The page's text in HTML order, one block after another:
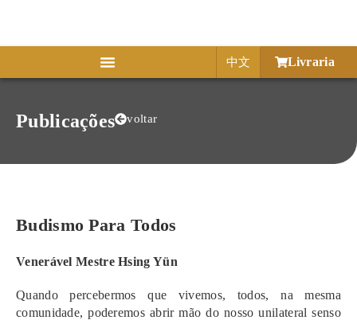
中文 Livraria
Publicações voltar
Budismo Para Todos
Venerável Mestre Hsing Yün
Quando percebermos que vivemos, todos, na mesma
comunidade, poderemos abrir mão do nosso unilateral senso